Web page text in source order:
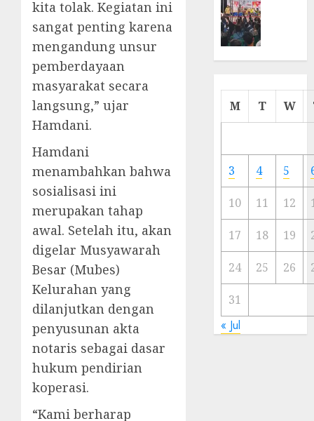
kita tolak. Kegiatan ini
sangat penting karena
mengandung unsur
pemberdayaan
masyarakat secara
langsung,” ujar
Hamdani.
Hamdani
menambahkan bahwa
sosialisasi ini
merupakan tahap
awal. Setelah itu, akan
digelar Musyawarah
Besar (Mubes)
Kelurahan yang
dilanjutkan dengan
penyusunan akta
notaris sebagai dasar
hukum pendirian
koperasi.
“Kami berharap
Cermin
Ibu
Kota
23/11/
M T W
3 4 5
10 11 12
17 18 19
24 25 26
31
« Jul